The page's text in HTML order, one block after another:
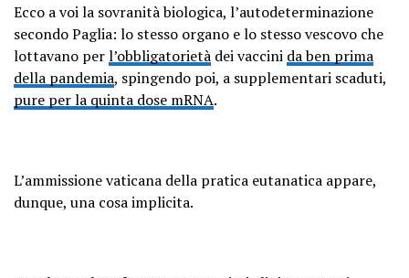
Ecco a voi la sovranità biologica, l’autodeterminazione
secondo Paglia: lo stesso organo e lo stesso vescovo che
lottavano perl’obbligatorietà dei vaccini da ben prima
della pandemia, spingendo poi, a supplementari scaduti,
pure per la quinta dose mRNA.
L’ammissione vaticana della pratica eutanatica appare,
dunque, una cosa implicita.